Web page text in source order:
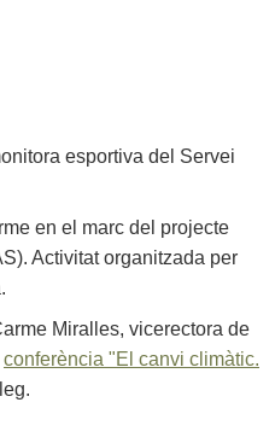
esportiva del Servei
en el marc del projecte
Activitat organitzada per
Miralles, vicerectora de
conferència "El canvi climàtic.